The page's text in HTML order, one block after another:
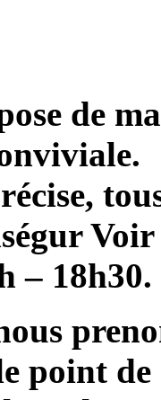
de
– 18h30.
point de